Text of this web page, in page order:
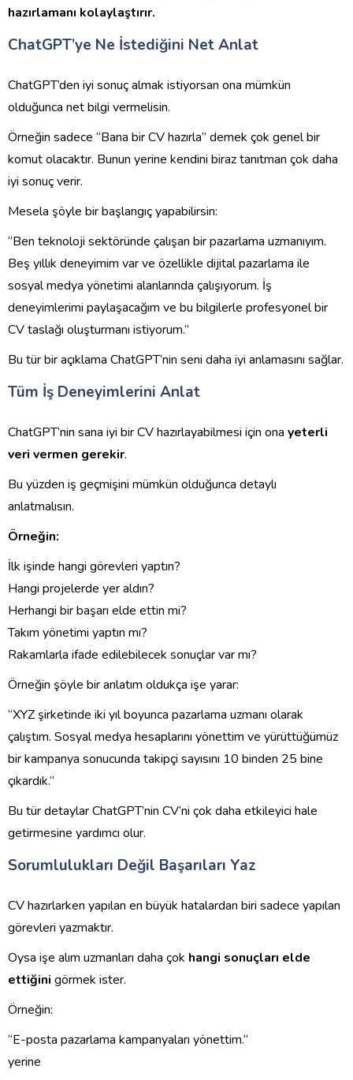
hazırlamanı kolaylaştırır.
ChatGPT’ye Ne İstediğini Net Anlat
ChatGPT’den iyi sonuç almak istiyorsan ona mümkün
olduğunca net bilgi vermelisin.
Örneğin sadece “Bana bir CV hazırla” demek çok genel bir
komut olacaktır. Bunun yerine kendini biraz tanıtman çok daha
iyi sonuç verir.
Mesela şöyle bir başlangıç yapabilirsin:
“Ben teknoloji sektöründe çalışan bir pazarlama uzmanıyım.
Beş yıllık deneyimim var ve özellikle dijital pazarlama ile
sosyal medya yönetimi alanlarında çalışıyorum. İş
deneyimlerimi paylaşacağım ve bu bilgilerle profesyonel bir
CV taslağı oluşturmanı istiyorum.”
Bu tür bir açıklama ChatGPT’nin seni daha iyi anlamasını sağlar.
Tüm İş Deneyimlerini Anlat
ChatGPT’nin sana iyi bir CV hazırlayabilmesi için ona yeterli
veri vermen gerekir.
Bu yüzden iş geçmişini mümkün olduğunca detaylı
anlatmalısın.
Örneğin:
İlk işinde hangi görevleri yaptın?
Hangi projelerde yer aldın?
Herhangi bir başarı elde ettin mi?
Takım yönetimi yaptın mı?
Rakamlarla ifade edilebilecek sonuçlar var mı?
Örneğin şöyle bir anlatım oldukça işe yarar:
“XYZ şirketinde iki yıl boyunca pazarlama uzmanı olarak
çalıştım. Sosyal medya hesaplarını yönettim ve yürüttüğümüz
bir kampanya sonucunda takipçi sayısını 10 binden 25 bine
çıkardık.”
Bu tür detaylar ChatGPT’nin CV’ni çok daha etkileyici hale
getirmesine yardımcı olur.
Sorumlulukları Değil Başarıları Yaz
CV hazırlarken yapılan en büyük hatalardan biri sadece yapılan
görevleri yazmaktır.
Oysa işe alım uzmanları daha çok hangi sonuçları elde
ettiğini görmek ister.
Örneğin:
“E-posta pazarlama kampanyaları yönettim.”
yerine